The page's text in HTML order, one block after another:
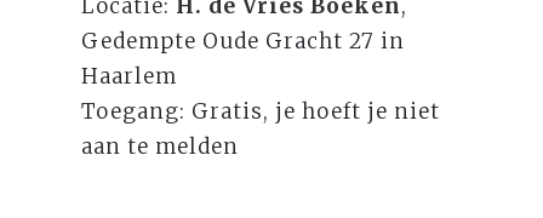
Locatie: H. de Vries Boeken,
Gedempte Oude Gracht 27 in
Haarlem
Toegang: Gratis, je hoeft je niet
aan te melden